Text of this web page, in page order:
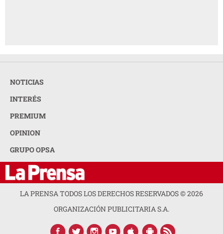
NOTICIAS
INTERÉS
PREMIUM
OPINION
GRUPO OPSA
LA PRENSA TODOS LOS DERECHOS RESERVADOS ©2026
ORGANIZACIÓN PUBLICITARIA S.A.